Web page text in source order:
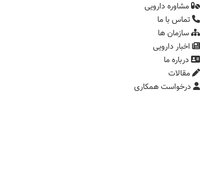
مشاوره دارویی
تماس با ما
سازمان ها
اخبار دارویی
درباره ما
مقالات
درخواست همکاری